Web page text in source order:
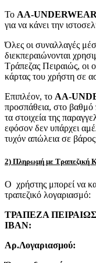
Το AA-
για να κάνει την
Όλες οι συναλλαγές
διεκπεραιώνονται
Τράπεζας Πειραιώς, οι
κάρτας του χρήστη σε
Επιπλέον, το AA-
προσπάθεια, στο βαθμό
τα στοιχεία της
εφόσον δεν υπάρχει
τυχόν απώλεια σε
2) Πληρωμή με Τραπεζική
Ο χρήστης μπορεί να
τραπεζικό λογαριασμό:
ΤΡΑΠΕΖΑ ΠΕΙΡΑΙΩΣ
IBAN:
Αρ.Λογαριασμού: